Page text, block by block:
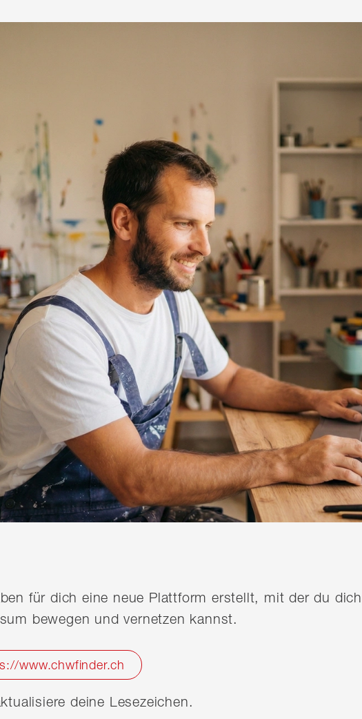
für dich eine neue Plattform erstellt, mit der du
bewegen und vernetzen kannst.
www.chwfinder.ch
deine Lesezeichen.